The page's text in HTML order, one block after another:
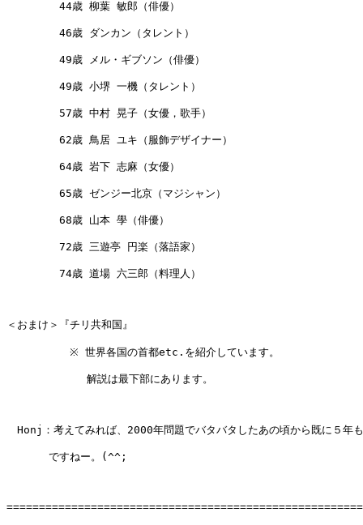
44歳 柳葉 敏郎（俳優）
46歳 ダンカン（タレント）
49歳 メル・ギブソン（俳優）
49歳 小堺 一機（タレント）
57歳 中村 晃子（女優，歌手）
62歳 鳥居 ユキ（服飾デザイナー）
64歳 岩下 志麻（女優）
65歳 ゼンジー北京（マジシャン）
68歳 山本 學（俳優）
72歳 三遊亭 円楽（落語家）
74歳 道場 六三郎（料理人）
＜おまけ＞『チリ共和国』
※ 世界各国の首都etc.を紹介しています。
解説は最下部にあります。
Honj：考えてみれば、2000年問題でバタバタしたあの頃から既に５年
ですねー。(^^;